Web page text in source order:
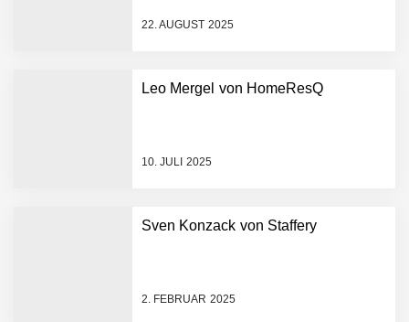
22. AUGUST 2025
Leo Mergel von HomeResQ
10. JULI 2025
Sven Konzack von Staffery
2. FEBRUAR 2025
PropTech-Startup baut
AI Health-Tech Startup
Gesundheitsnotstand zu